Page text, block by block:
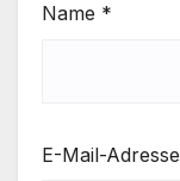
Name *
E-Mail-Adresse